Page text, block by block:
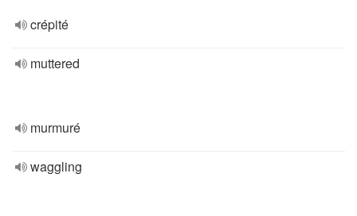
crépité
muttered
murmuré
waggling